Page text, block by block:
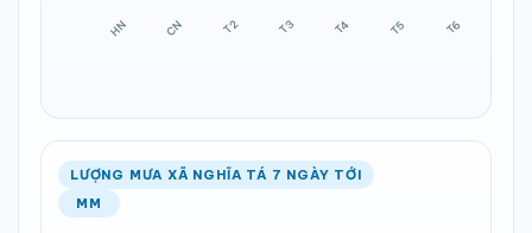
LƯỢNG MƯA XÃ NGHĨA TÁ 7 NGÀY TỚI
MM